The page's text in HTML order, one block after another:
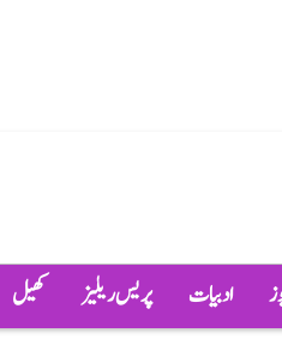
ادبیات پریس ریلیز کھیل